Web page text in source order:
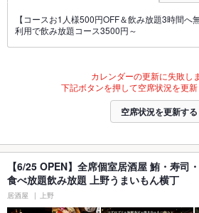
【コースお1人様500円OFF＆飲み放題3時間へ
利用で飲み放題コース3500円～
カレンダーの更新に失敗し
下記ボタンを押して空席状況を更新
空席状況を更新する
【6/25 OPEN】全席個室居酒屋 鮪・寿司
食べ放題飲み放題 上野うまいもん横丁
居酒屋 上野